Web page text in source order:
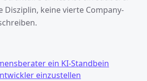
Disziplin, keine vierte Company-
ein KI-Standbein
einzustellen